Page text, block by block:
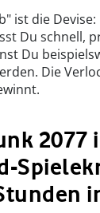
ist die
Du schnell,
Du
Die
2077